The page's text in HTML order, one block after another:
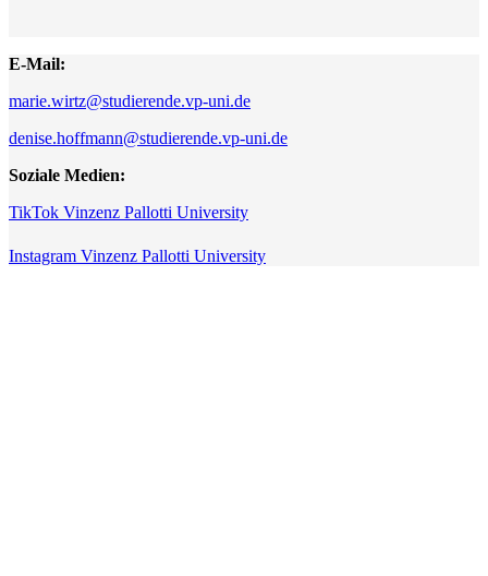
E-Mail:
marie.wirtz@studierende.vp-uni.de
denise.hoffmann@studierende.vp-uni.de
Soziale Medien:
TikTok Vinzenz Pallotti University
Instagram Vinzenz Pallotti University